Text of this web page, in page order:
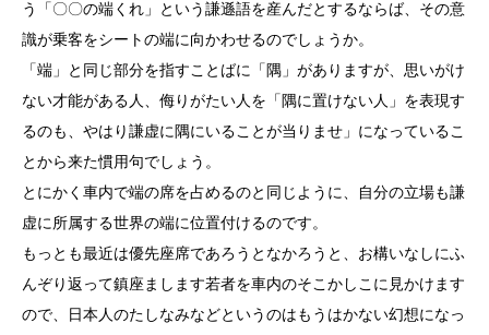
う「〇〇の端くれ」という謙遜語を産んだとするならば、その意
識が乗客をシートの端に向かわせるのでしょうか。
「端」と同じ部分を指すことばに「隅」がありますが、思いがけ
ない才能がある人、侮りがたい人を「隅に置けない人」を表現す
るのも、やはり謙虚に隅にいることが当りませ」になっているこ
とから来た慣用句でしょう。
とにかく車内で端の席を占めるのと同じように、自分の立場も謙
虚に所属する世界の端に位置付けるのです。
もっとも最近は優先座席であろうとなかろうと、お構いなしにふ
んぞり返って鎮座まします若者を車内のそこかしこに見かけます
ので、日本人のたしなみなどというのはもうはかない幻想になっ